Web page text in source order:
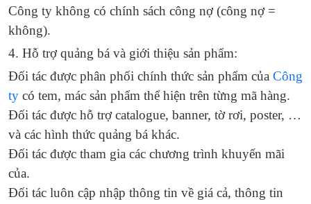
Công ty không có chính sách công nợ (công nợ =
không).
4. Hỗ trợ quảng bá và giới thiệu sản phẩm:
Đối tác được phân phối chính thức sản phẩm của Công
ty có tem, mác sản phẩm thể hiện trên từng mã hàng.
Đối tác được hỗ trợ catalogue, banner, tờ rơi, poster, …
và các hình thức quảng bá khác.
Đối tác được tham gia các chương trình khuyến mãi
của.
Đối tác luôn cập nhập thông tin về giá cả, thông tin